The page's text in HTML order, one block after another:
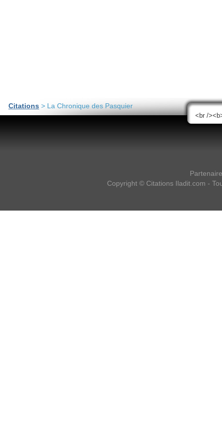
Citations > La Chronique des Pasquier
Copyright © Citations Iladit.com -